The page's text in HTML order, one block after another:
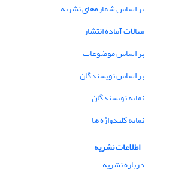
بر اساس شماره‌های نشریه
مقالات آماده انتشار
بر اساس موضوعات
بر اساس نویسندگان
نمایه نویسندگان
نمایه کلیدواژه ها
اطلاعات نشریه
درباره نشریه